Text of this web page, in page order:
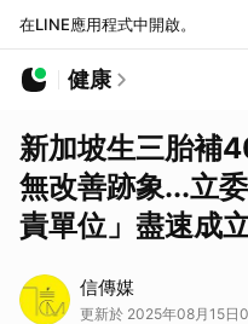
在LINE應用程式中開啟。
健康
新加坡生三胎補
無改善跡象...立
責單位」盡速成
信傳媒
更新於 2025年08月15日